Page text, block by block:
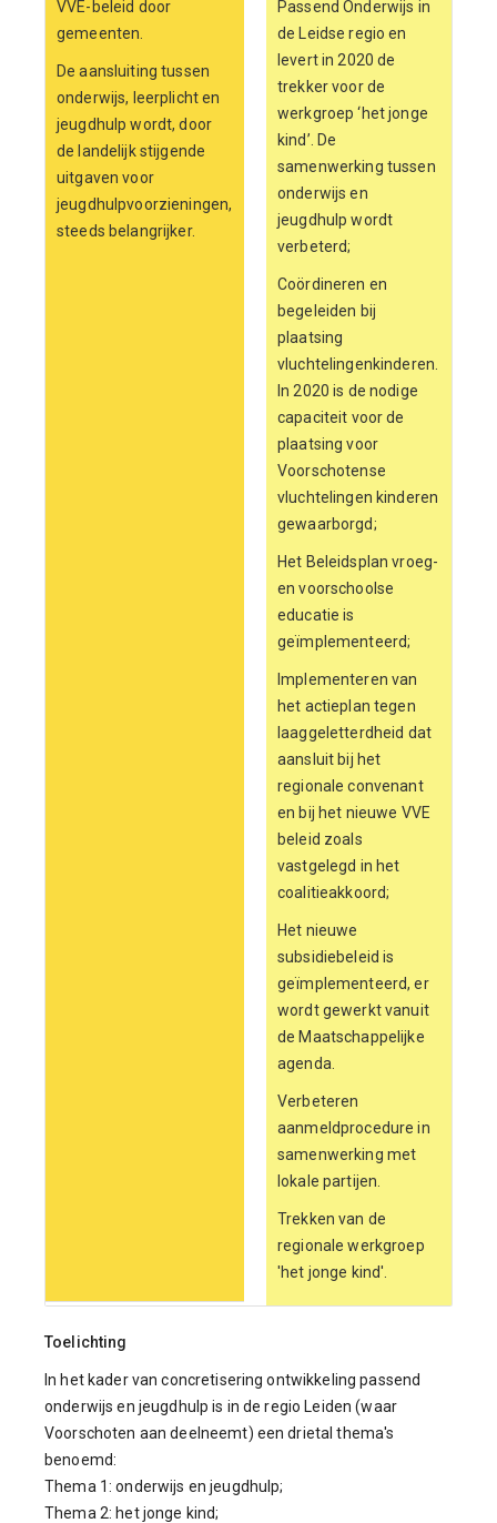
VVE-beleid door
gemeenten.
De aansluiting tussen
onderwijs, leerplicht en
jeugdhulp wordt, door
de landelijk stijgende
uitgaven voor
jeugdhulpvoorzieningen,
steeds belangrijker.
Passend Onderwijs in
de Leidse regio en
levert in 2020 de
trekker voor de
werkgroep ‘het jonge
kind’. De
samenwerking tussen
onderwijs en
jeugdhulp wordt
verbeterd;
Coördineren en
begeleiden bij
plaatsing
vluchtelingenkinderen.
In 2020 is de nodige
capaciteit voor de
plaatsing voor
Voorschotense
vluchtelingen kinderen
gewaarborgd;
Het Beleidsplan vroeg-
en voorschoolse
educatie is
geïmplementeerd;
Implementeren van
het actieplan tegen
laaggeletterdheid dat
aansluit bij het
regionale convenant
en bij het nieuwe VVE
beleid zoals
vastgelegd in het
coalitieakkoord;
Het nieuwe
subsidiebeleid is
geïmplementeerd, er
wordt gewerkt vanuit
de Maatschappelijke
agenda.
Verbeteren
aanmeldprocedure in
samenwerking met
lokale partijen.
Trekken van de
regionale werkgroep
'het jonge kind'.
Toelichting
In het kader van concretisering ontwikkeling passend
onderwijs en jeugdhulp is in de regio Leiden (waar
Voorschoten aan deelneemt) een drietal thema's
benoemd:
Thema 1: onderwijs en jeugdhulp;
Thema 2: het jonge kind;